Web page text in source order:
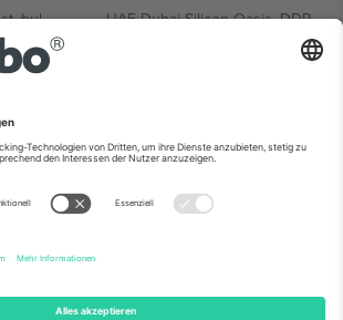
bul
Sofia,
UAE Dubai Silicon Oasis, DDP
Building A1, Office 302, Dubai,
Roma
06700
des Plattformanbieters kann je nach
Sie auf der jeweiligen Veranstaltungsseite, im